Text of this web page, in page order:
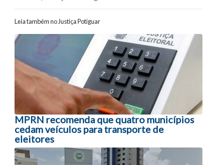
Leia também no Justiça Potiguar
Navegação entre posts
MPRN recomenda que quatro municípios
cedam veículos para transporte de
eleitores